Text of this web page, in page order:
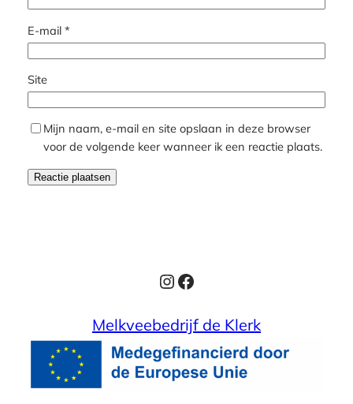
E-mail *
Site
Mijn naam, e-mail en site opslaan in deze browser
voor de volgende keer wanneer ik een reactie plaats.
Instagram
Facebook
Melkveebedrijf de Klerk